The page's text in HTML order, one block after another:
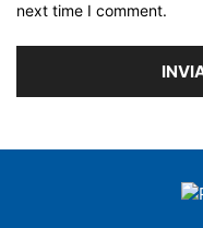
next time I comment.